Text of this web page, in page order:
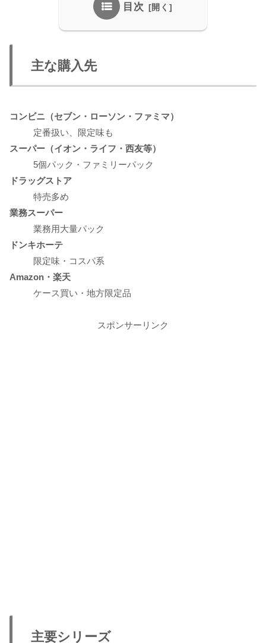
目次
主な購入先
コンビニ（セブン・ローソン・ファミマ）
定番扱い、限定味も
スーパー（イオン・ライフ・西友等）
5個パック・ファミリーパック
ドラッグストア
特売多め
業務スーパー
業務用大量パック
ドンキホーテ
限定味・コスパ系
Amazon・楽天
ケース買い・地方限定品
スポンサーリンク
主要シリーズ